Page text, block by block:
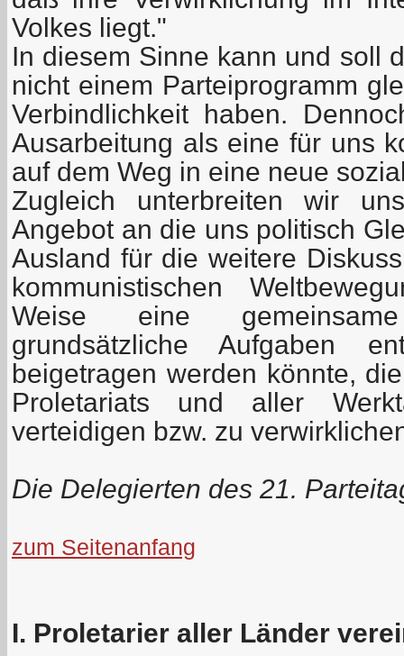
Volkes liegt."
In diesem Sinne kann und soll
nicht einem Parteiprogramm
Verbindlichkeit haben.
Ausarbeitung als eine für uns
auf dem Weg in eine neue
Zugleich unterbreiten wir
Angebot an die uns politisch
Ausland für die weitere
kommunistischen
Weise eine
grundsätzliche Aufgaben
beigetragen werden könnte,
Proletariats und aller
verteidigen bzw. zu
Die Delegierten des 21.
zum Seitenanfang
I. Proletarier aller Länder